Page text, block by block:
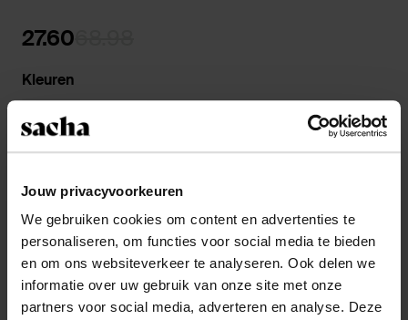
Jouw privacyvoorkeuren
We gebruiken cookies om content en advertenties te
personaliseren, om functies voor social media te bieden
en om ons websiteverkeer te analyseren. Ook delen we
informatie over uw gebruik van onze site met onze
partners voor social media, adverteren en analyse. Deze
27.60
Kleuren
14 dagen bedenktijd
Snelle levering
Achteraf betalen